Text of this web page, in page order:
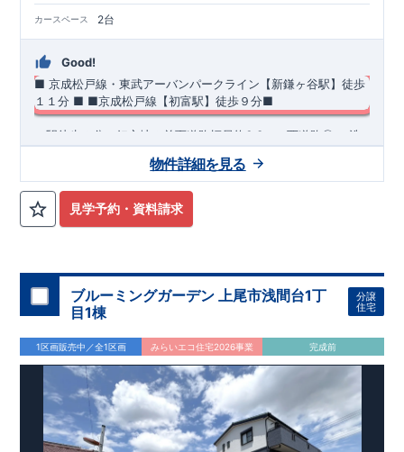
カースペース 2台
Good!
■ 京成松戸線・東武アーバンパークライン【新鎌ヶ谷駅】徒歩
１１分 ■ ​■京成松戸線【初富駅】徒歩９分■
・駅徒歩９分の好立地＆前面道路幅員約6.3ｍの西道路◎
​​​・洗
・デザイン性、機能性がワンランク上の
ッチンを採用！！・１Ｆトイレはタンクレスタイプ＆おしゃれ
な手洗い器付き♪ ・おしゃれでスタイリッシュな
◆周辺環境◆
【教育施設】◎ 五本松小学校 約419m(徒歩約6分) ◎ 鎌ヶ谷中
学校 約783m(徒歩約10分)
【買物施設】
住宅性能評価 W取得(設計・建設)
■第三者機関が設計・建物検査(全四回)を実施 ■税制優遇あり
4分野6項目で最高等級を取得!
□ 構造の安定 (耐風等級2・耐震等級3) □ 劣化の軽減 (劣化対
策等級3) □ 維持管理への配慮 (維持管理対策等級3) □ 空気環
境 (ホルムアルデヒド発散等級3)
快適に長く住める住宅
【長期優良住宅】
■国の定める7つの技術基準をクリア ■税制
優遇あり【東栄セーフティーダンパー標準装備】
■制震ダンパ
ーで振れ幅を大幅に低減、繰り返す地震に強い『耐震+制震』
■メンテナンスフリー
現地案内予約受付中詳細やご見学など、お気軽にお問合せ下さ
見学予約・資料請求
物件詳細を見る
ブルーミングガーデン 上尾市浅間台1丁
目1棟
分譲
住宅
1区画販売中／全1区画 みらいエコ住宅2026事業 完成前